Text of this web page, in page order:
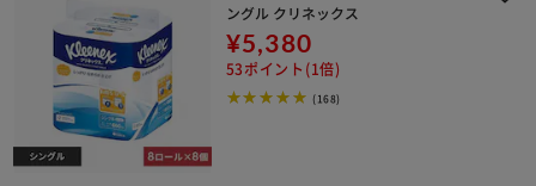
ングル クリネックス
¥5,380
53ポイント(1倍)
(168)